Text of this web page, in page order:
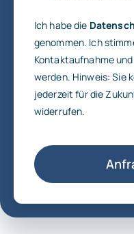
Ich habe die
genommen. Ich
Kontaktaufnahme
werden. Hinweis: Sie
jederzeit für die
widerrufen.